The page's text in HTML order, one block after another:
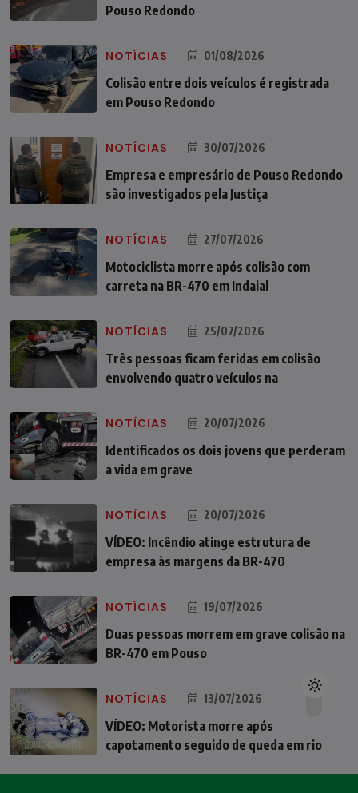
Pouso Redondo
NOTÍCIAS 01/08/2026
Colisão entre dois veículos é registrada
em Pouso Redondo
NOTÍCIAS 30/07/2026
Empresa e empresário de Pouso Redondo
são investigados pela Justiça
NOTÍCIAS 27/07/2026
Motociclista morre após colisão com
carreta na BR-470 em Indaial
NOTÍCIAS 25/07/2026
Três pessoas ficam feridas em colisão
envolvendo quatro veículos na
NOTÍCIAS 20/07/2026
Identificados os dois jovens que perderam
a vida em grave
NOTÍCIAS 20/07/2026
VÍDEO: Incêndio atinge estrutura de
empresa às margens da BR-470
NOTÍCIAS 19/07/2026
Duas pessoas morrem em grave colisão na
BR-470 em Pouso
NOTÍCIAS 13/07/2026
VÍDEO: Motorista morre após
capotamento seguido de queda em rio